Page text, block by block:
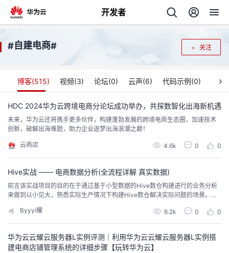
开发者
返
回
个
人
主
页
我
的
开
发
者
我
的
开
发
我
的
Programs
我
的
关注
#自建电商#
博客(515) 视频(3) 论坛(0) 云声(6) 代码示例(0)
HDC 2024华为云跨境电商分论坛成功举办，共探数智化出海新机遇
未来，华为云还将携手更多伙伴，构建蓬勃发展的跨境电商生态圈，加速技术
创新，破解出海难题，助力企业逐梦出海浪潮之巅！
云商店 4.6k 0 0
Hive实战 —— 电商数据分析(全流程详解 真实数据)
前言该实战项目的目的在于通过基于小型数据的Hive数仓构建进行的业务分析
来做到以小见大，熟悉实际生产情况下构建Hive数仓解决实际问题的场景。本
等，分析的数据文件 和 Zeppelin中的源文件 都已放在文章顶部，请先行下载，
并配置好Zeppelin Hive相关环境后再进行阅读。相信认真读完并参与你一定会
Byyyi耀 8.2k 0 0
华为云云耀云服务器L实例评测｜利用华为云云耀云服务器L实例搭
建电商店铺管理系统的详细步骤【玩转华为云】